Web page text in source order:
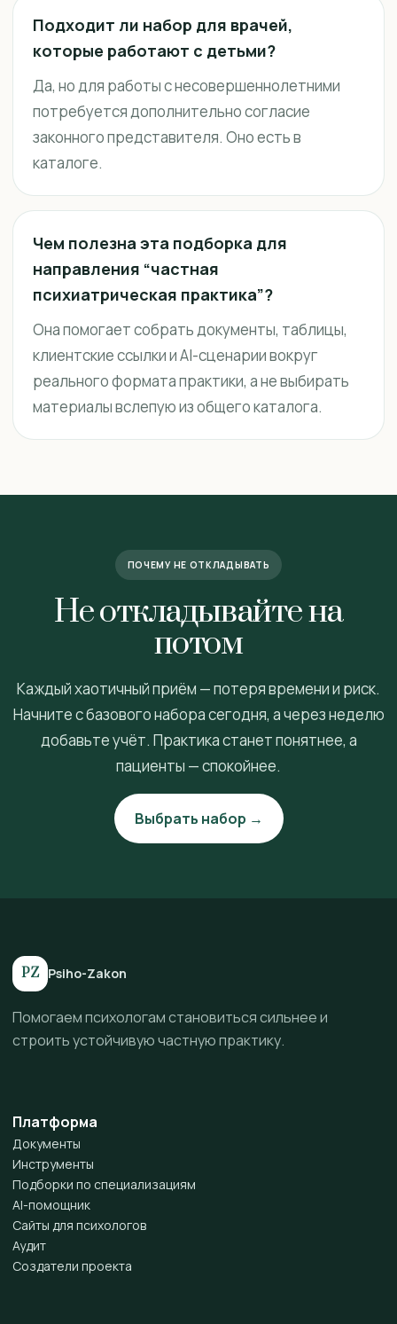
Подходит ли набор для врачей,
которые работают с детьми?
Да, но для работы с несовершеннолетними
потребуется дополнительно согласие
законного представителя. Оно есть в
каталоге.
Чем полезна эта подборка для
направления “частная
психиатрическая практика”?
Она помогает собрать документы, таблицы,
клиентские ссылки и AI-сценарии вокруг
реального формата практики, а не выбирать
материалы вслепую из общего каталога.
ПОЧЕМУ НЕ ОТКЛАДЫВАТЬ
Не откладывайте на
потом
Каждый хаотичный приём — потеря времени и риск.
Начните с базового набора сегодня, а через неделю
добавьте учёт. Практика станет понятнее, а
пациенты — спокойнее.
Выбрать набор →
PZ Psiho-Zakon
Помогаем психологам становиться сильнее и
строить устойчивую частную практику.
Платформа
Документы
Инструменты
Подборки по специализациям
AI-помощник
Сайты для психологов
Аудит
Создатели проекта